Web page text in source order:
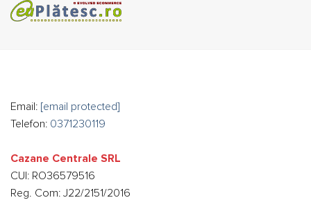
Email: [email protected]
Telefon: 0371230119
Cazane Centrale SRL
CUI: RO36579516
Reg. Com: J22/2151/2016